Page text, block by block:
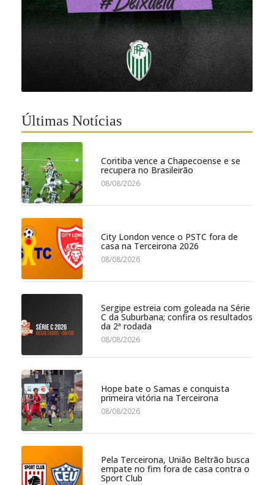
Últimas Notícias
Coritiba vence a Chapecoense e se
recupera no Brasileirão
08/08/2026
City London vence o PSTC fora de
casa na Terceirona 2026
08/08/2026
Sergipe estreia com goleada na Série
C da Suburbana; confira os resultados
da 2ª rodada
08/08/2026
Hope bate o Samas e conquista
primeira vitória na Terceirona
08/08/2026
Pela Terceirona, União Beltrão busca
empate no fim fora de casa contra o
Sport Club